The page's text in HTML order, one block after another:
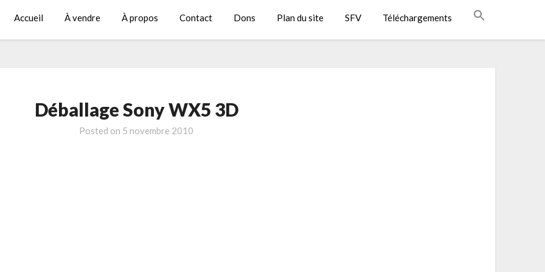
Accueil À vendre À propos Contact Dons Plan du site SFV Téléchargements
Déballage Sony WX5 3D
Posted on 5 novembre 2010